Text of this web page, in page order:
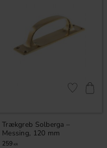
Trækgreb Solberga –
Messing, 120 mm
259 KR
Gem som